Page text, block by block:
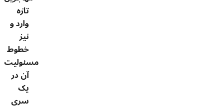
تازه
وارد و
نیز
خطوط
مسئولیت
آن در
یک
سری